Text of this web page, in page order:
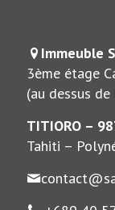
Immeuble
3ème étage
(au dessus
TITIORO –
Tahiti –